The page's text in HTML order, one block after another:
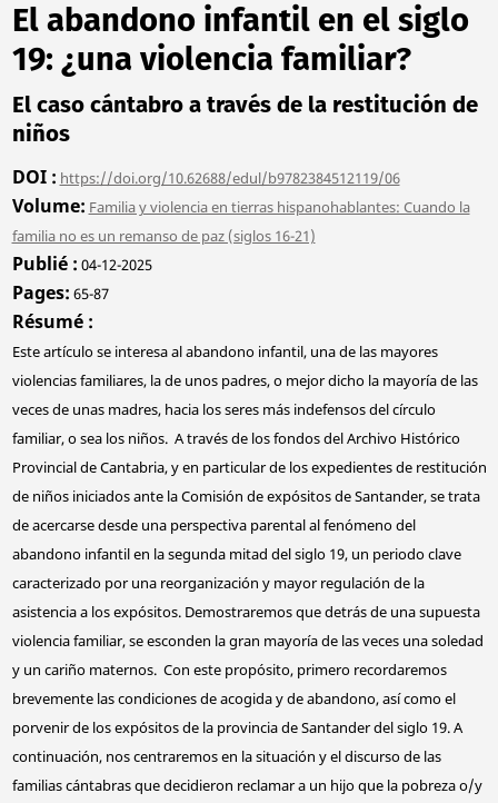
El abandono infantil en el siglo
19: ¿una violencia familiar?
El caso cántabro a través de la restitución de
niños
DOI https://doi.org/10.62688/edul/b9782384512119/06
Volume Familia y violencia en tierras hispanohablantes: Cuando la
familia no es un remanso de paz (siglos 16-21)
Publié 04-12-2025
Pages 65-87
Résumé
Este artículo se interesa al abandono infantil, una de las mayores
violencias familiares, la de unos padres, o mejor dicho la mayoría de las
veces de unas madres, hacia los seres más indefensos del círculo
familiar, o sea los niños. A través de los fondos del Archivo Histórico
Provincial de Cantabria, y en particular de los expedientes de restitución
de niños iniciados ante la Comisión de expósitos de Santander, se trata
de acercarse desde una perspectiva parental al fenómeno del
abandono infantil en la segunda mitad del siglo 19, un periodo clave
caracterizado por una reorganización y mayor regulación de la
asistencia a los expósitos. Demostraremos que detrás de una supuesta
violencia familiar, se esconden la gran mayoría de las veces una soledad
y un cariño maternos. Con este propósito, primero recordaremos
brevemente las condiciones de acogida y de abandono, así como el
porvenir de los expósitos de la provincia de Santander del siglo 19. A
continuación, nos centraremos en la situación y el discurso de las
familias cántabras que decidieron reclamar a un hijo que la pobreza o/y